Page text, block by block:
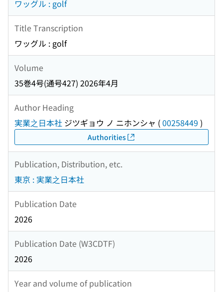
ワッグル : golf
Title Transcription
ワッグル : golf
Volume
35巻4号(通号427) 2026年4月
Author Heading
実業之日本社 ジツギョウ ノ ニホンシャ (00258449 )
Authorities
Publication, Distribution, etc.
東京 : 実業之日本社
Publication Date
2026
Publication Date (W3CDTF)
2026
Year and volume of publication